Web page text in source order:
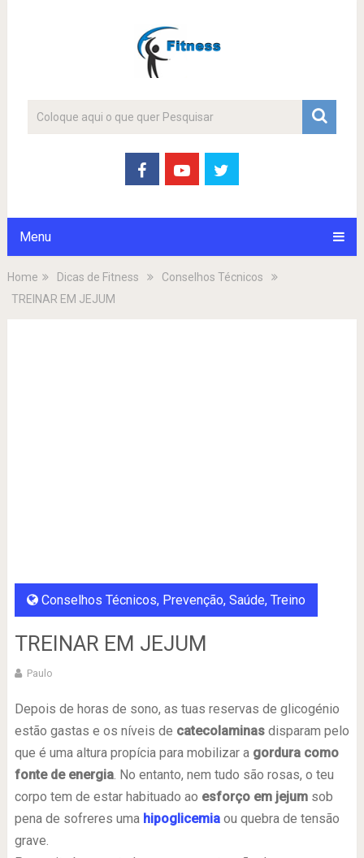
Menu
Home Dicas de Fitness
Conselhos Técnicos
TREINAR EM JEJUM
Conselhos Técnicos, Prevenção, Saúde, Treino
TREINAR EM JEJUM
Paulo
Depois de horas de sono, as tuas reservas de glicogénio
estão gastas e os níveis de catecolaminasdisparam pelo
que é uma altura propícia para mobilizar a gordura como
fonte de energia. No entanto, nem tudo são rosas, o teu
corpo tem de estar habituado ao esforço em jejumsob
pena de sofreres uma hipoglicemiaou quebra de tensão
grave.